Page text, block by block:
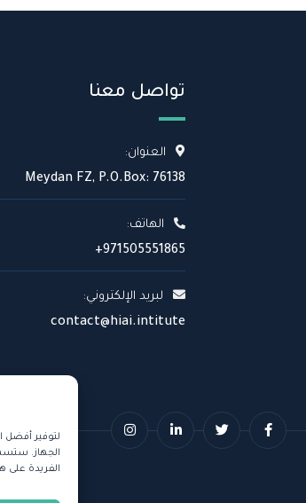
لتوفير أفضل
الجهاز.
الفريدة على
تواصل معنا
العنوان:
Meydan FZ, P.O.Box: 76138
الهاتف:
+971505551865
لبريد الإلكتروني:
contact@hiai.intitute